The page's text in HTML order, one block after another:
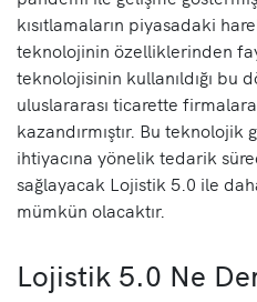
kısıtlamaların piyasadaki
teknolojinin özelliklerinden
teknolojisinin kullanıldığı bu
uluslararası ticarette
kazandırmıştır. Bu
ihtiyacına yönelik tedarik
sağlayacak Lojistik 5.0 ile
mümkün olacaktır.
Lojistik 5.0 Ne